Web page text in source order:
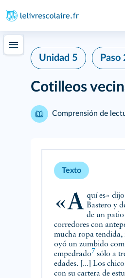
Unidad 5 Paso
Cotilleos
Comprensión de
Texto
«Aquí es»
Bastero y
de un
corredores con
mucha ropa tendida,
oyó un zumbido
empedrado7 sólo a
edades. [...] Los
con su cartera de